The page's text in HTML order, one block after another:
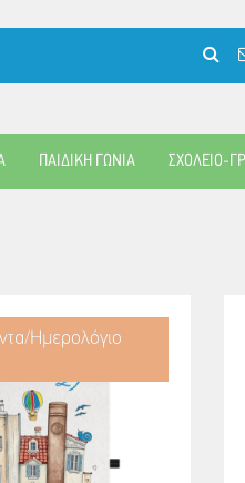
ΠΑΙΔΙΚΗ ΓΩΝΙΑ ΣΧΟΛΕΙΟ-
Ημερολόγιο